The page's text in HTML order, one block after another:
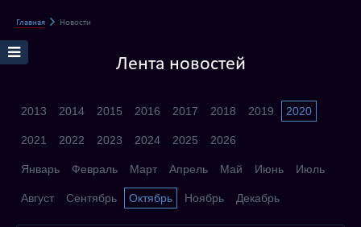
Главная Новости
Лента новостей
2013 2014 2015 2016 2017 2018 2019 2020
2021 2022 2023 2024 2025 2026
Январь Февраль Март Апрель Май Июнь Июль
Август Сентябрь Октябрь Ноябрь Декабрь